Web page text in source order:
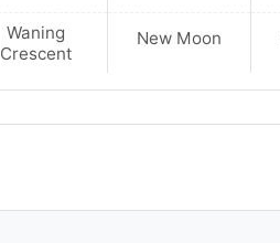
Waning
Crescent
New Moon